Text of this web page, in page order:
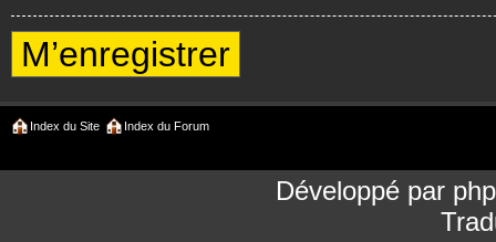
M’enregistrer
Index du Site Index du Forum
Développé par